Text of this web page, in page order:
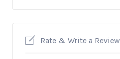
Rate & Write a Review